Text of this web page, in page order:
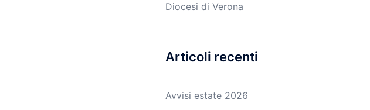
Diocesi di Verona
Articoli recenti
Avvisi estate 2026